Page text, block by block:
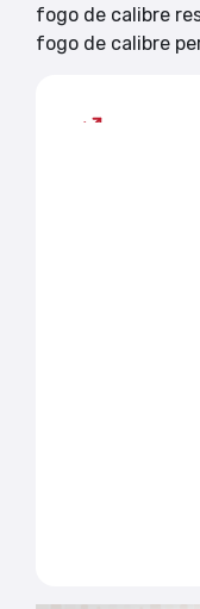
fogo de calibre
fogo de calibre